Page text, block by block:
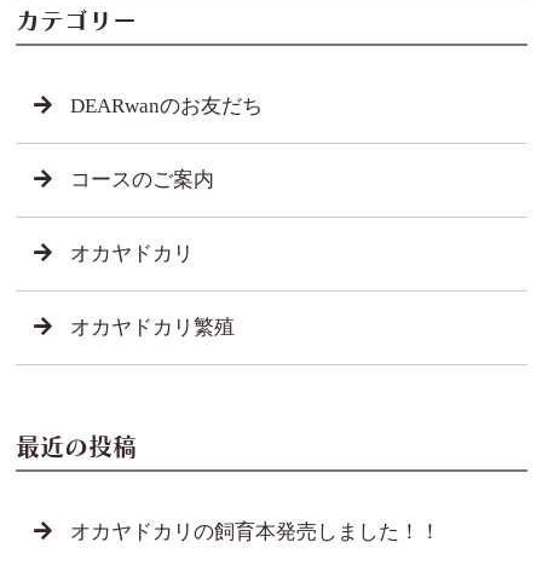
カテゴリー
DEARwanのお友だち
コースのご案内
オカヤドカリ
オカヤドカリ繁殖
最近の投稿
オカヤドカリの飼育本発売しました！！